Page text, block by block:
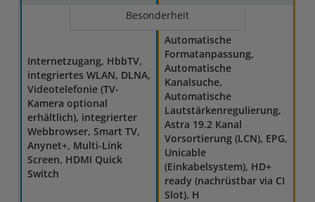
Besonderheit
Internetzugang, HbbTV,
integriertes WLAN, DLNA,
Videotelefonie (TV-
Kamera optional
erhältlich), integrierter
Webbrowser, Smart TV,
Anynet+, Multi-Link
Screen, HDMI Quick
Switch
Automatische
Formatanpassung,
Automatische
Kanalsuche,
Automatische
Lautstärkenregulierung,
Astra 19.2 Kanal
Vorsortierung (LCN), EPG,
Unicable
(Einkabelsystem), HD+
ready (nachrüstbar via CI
Slot), H